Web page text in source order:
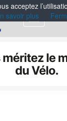
Menu
acceptez
savoir plus